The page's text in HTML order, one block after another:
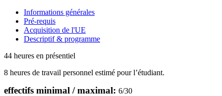
Informations générales
Pré-requis
Acquisition de l'UE
Descriptif & programme
44 heures en présentiel
8 heures de travail personnel estimé pour l’étudiant.
effectifs minimal / maximal: 6/30